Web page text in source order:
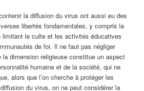
la diffusion du virus ont aussi eu des
libertés fondamentales, y compris la
limitant le culte et les activités éducatives
de foi. Il ne faut pas négliger
la dimension religieuse constitue un aspect
humaine et de la société, qui ne
alors que l’on cherche à protéger les
du virus, on ne peut considérer la